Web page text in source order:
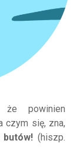
że powinien
czym się, zna,
(hiszp.